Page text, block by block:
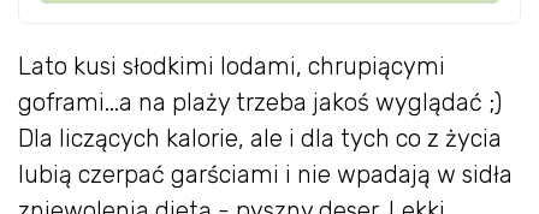
Lato kusi słodkimi lodami, chrupiącymi
goframi...a na plaży trzeba jakoś wyglądać ;)
Dla liczących kalorie, ale i dla tych co z życia
lubią czerpać garściami i nie wpadają w sidła